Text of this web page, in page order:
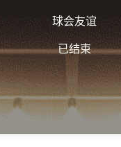
球会友谊
已结束